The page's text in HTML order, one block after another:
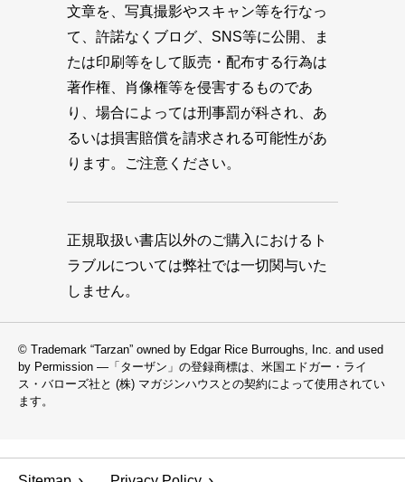
文章を、写真撮影やスキャン等を行なっ
て、許諾なくブログ、SNS等に公開、ま
たは印刷等をして販売・配布する行為は
著作権、肖像権等を侵害するものであ
り、場合によっては刑事罰が科され、あ
るいは損害賠償を請求される可能性があ
ります。ご注意ください。
正規取扱い書店以外のご購入におけるト
ラブルについては弊社では一切関与いた
しません。
© Trademark “Tarzan” owned by Edgar Rice Burroughs, Inc. and used
by Permission —「ターザン」の登録商標は、米国エドガー・ライ
ス・バローズ社と (株) マガジンハウスとの契約によって使用されてい
ます。